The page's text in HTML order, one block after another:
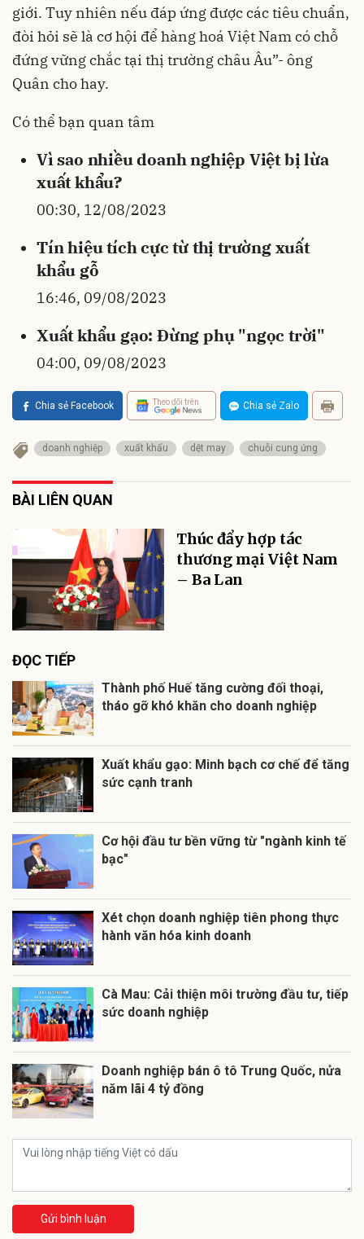
giới. Tuy nhiên nếu đáp ứng được các tiêu chuẩn,
đòi hỏi sẽ là cơ hội để hàng hoá Việt Nam có chỗ
đứng vững chắc tại thị trường châu Âu”- ông
Quân cho hay.
Có thể bạn quan tâm
Vì sao nhiều doanh nghiệp Việt bị lừa
xuất khẩu?
00:30, 12/08/2023
Tín hiệu tích cực từ thị trường xuất
khẩu gỗ
16:46, 09/08/2023
Xuất khẩu gạo: Đừng phụ "ngọc trời"
04:00, 09/08/2023
Chia sẻ Facebook Theo dõi trên Chia sẻ Zalo
doanh nghiệp xuất khẩu dệt may chuỗi cung ứng
BÀI LIÊN QUAN
Thúc đẩy hợp tác
thương mại Việt Nam
– Ba Lan
ĐỌC TIẾP
Thành phố Huế tăng cường đối thoại,
tháo gỡ khó khăn cho doanh nghiệp
Xuất khẩu gạo: Minh bạch cơ chế để tăng
sức cạnh tranh
Cơ hội đầu tư bền vững từ "ngành kinh tế
bạc"
Xét chọn doanh nghiệp tiên phong thực
hành văn hóa kinh doanh
Cà Mau: Cải thiện môi trường đầu tư, tiếp
sức doanh nghiệp
Doanh nghiệp bán ô tô Trung Quốc, nửa
năm lãi 4 tỷ đồng
Gửi bình luận